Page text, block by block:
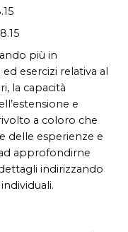
più in
esercizi relativa al
la capacità
e
a coloro che
delle esperienze e
approfondirne
indirizzando